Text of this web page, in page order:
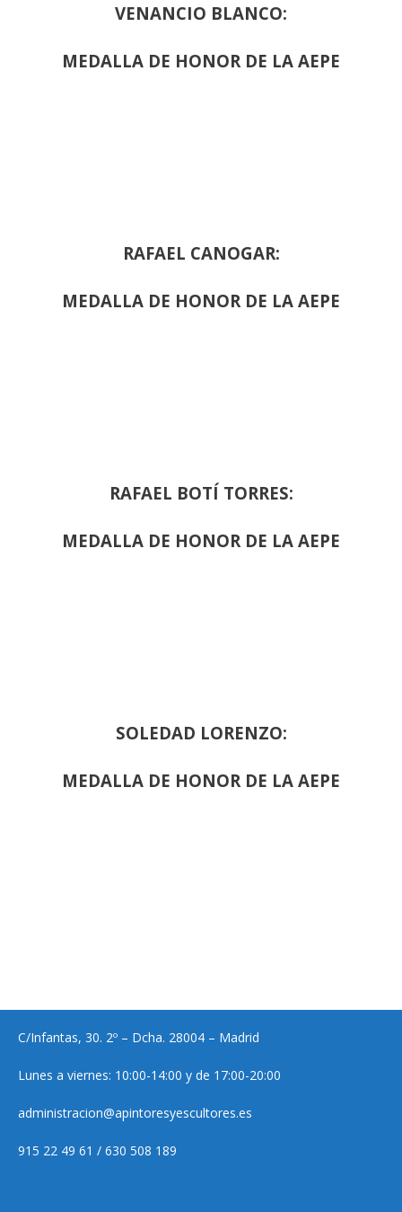
VENANCIO BLANCO:
MEDALLA DE HONOR DE LA AEPE
RAFAEL CANOGAR:
MEDALLA DE HONOR DE LA AEPE
RAFAEL BOTÍ TORRES:
MEDALLA DE HONOR DE LA AEPE
SOLEDAD LORENZO:
MEDALLA DE HONOR DE LA AEPE
C/Infantas, 30. 2º – Dcha. 28004 – Madrid
Lunes a viernes: 10:00-14:00 y de 17:00-20:00
administracion@apintoresyescultores.es
915 22 49 61 / 630 508 189